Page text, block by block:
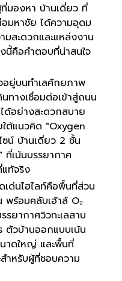
มองหา บ้านเดี่ยว ที่
มหาชัย ได้ความอุดม
สะดวกและแหล่งงาน
นี้คือคำตอบที่น่าสนใจ
อยู่บนทำเลศักยภาพ
างเชื่อมต่อเข้าสู่ถนน
ด้อย่างสะดวกสบาย
ต้แนวคิด "Oxygen
น์ บ้านเดี่ยว 2 ชั้น
เน้นบรรยากาศ
ท้จริง
ด่นไฮไลท์คือพื้นที่ส่วน
พร้อมคลับเฮ้าส์ O₂
ยากาศวิวทะเลสาบ
ตัวบ้านออกแบบเน้น
าดใหญ่ และพื้นที่
ำหรับผู้ที่ชอบความ